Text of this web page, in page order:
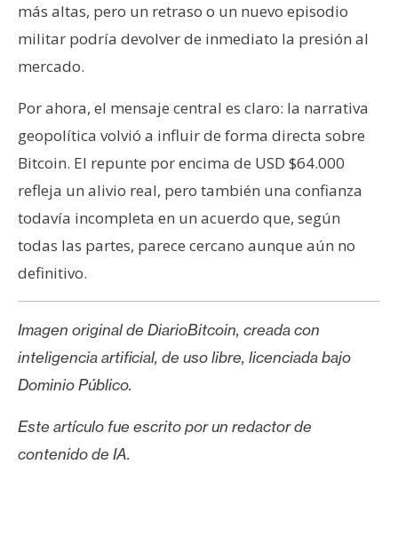
más altas, pero un retraso o un nuevo episodio
militar podría devolver de inmediato la presión al
mercado.
Por ahora, el mensaje central es claro: la narrativa
geopolítica volvió a influir de forma directa sobre
Bitcoin. El repunte por encima de USD $64.000
refleja un alivio real, pero también una confianza
todavía incompleta en un acuerdo que, según
todas las partes, parece cercano aunque aún no
definitivo.
Imagen original de DiarioBitcoin, creada con
inteligencia artificial, de uso libre, licenciada bajo
Dominio Público.
Este artículo fue escrito por un redactor de
contenido de IA.